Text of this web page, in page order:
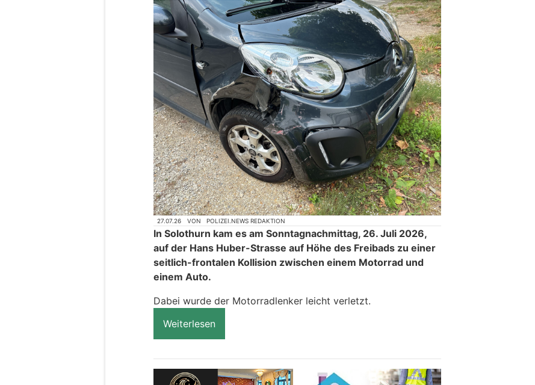
27.07.26 VON POLIZEI.NEWS REDAKTION
In Solothurn kam es am Sonntagnachmittag, 26. Juli 2026,
auf der Hans Huber-Strasse auf Höhe des Freibads zu einer
seitlich-frontalen Kollision zwischen einem Motorrad und
einem Auto.
Dabei wurde der Motorradlenker leicht verletzt.
Weiterlesen